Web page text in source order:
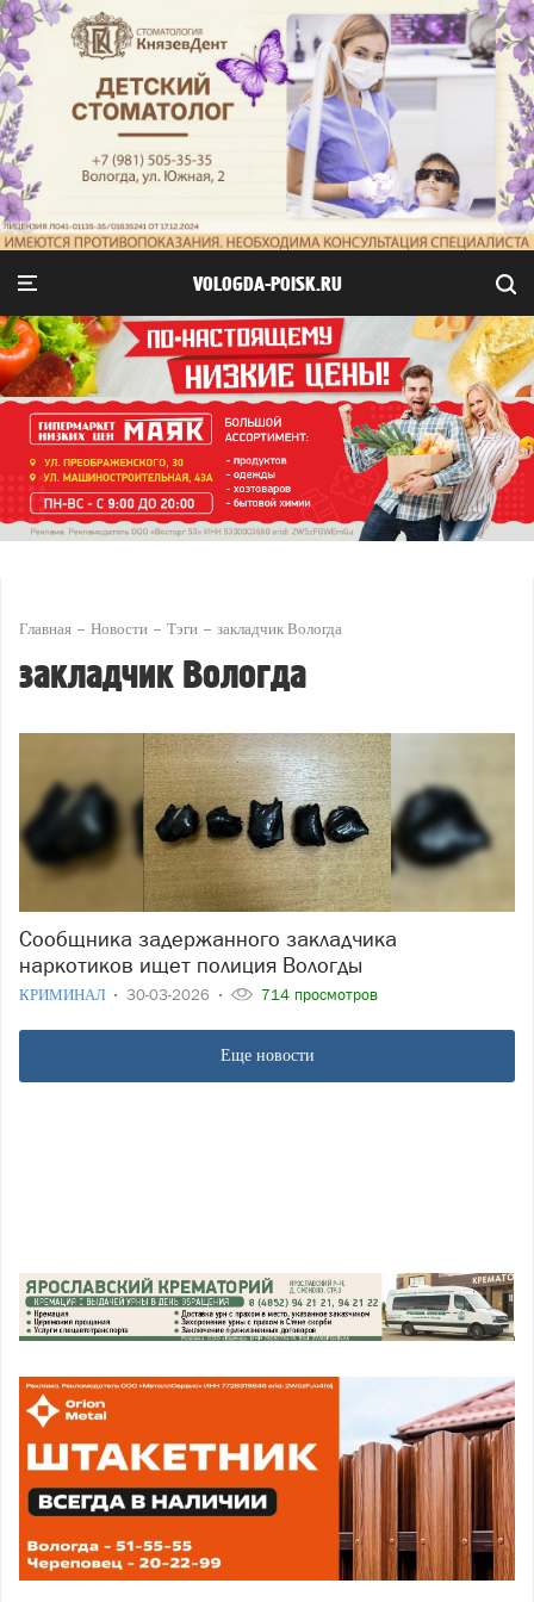
VOLOGDA-POISK.RU
Главная Новости Тэги закладчик Вологда
закладчик Вологда
Сообщника задержанного закладчика
наркотиков ищет полиция Вологды
КРИМИНАЛ 30-03-2026 714 просмотров
Еще новости